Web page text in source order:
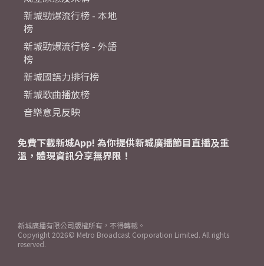
新城勁爆流行榜 - 本地
榜
新城勁爆流行榜 - 外語
榜
新城國語力排行榜
新城歌曲播放榜
音樂意見反映
免費下載新城App! 為你提供新城廣播節目直播及重
溫，體現資訊分享無界限！
新城廣播有限公司版權所有，不得轉載。
Copyright 2026© Metro Broadcast Corporation Limited. All rights
reserved.